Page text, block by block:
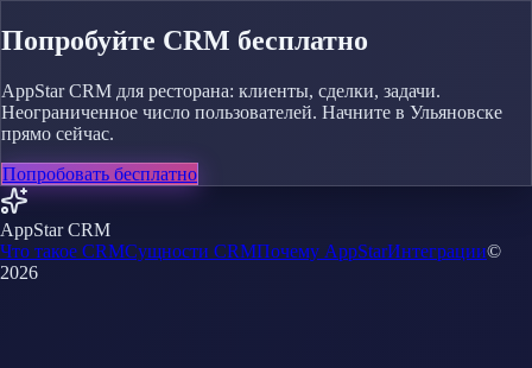
Попробуйте CRM бесплатно
AppStar CRM для ресторана: клиенты, сделки, задачи.
Неограниченное число пользователей. Начните в Ульяновске
прямо сейчас.
Попробовать бесплатно
AppStar CRM
Что такое CRMСущности CRMПочему AppStarИнтеграции©
2026